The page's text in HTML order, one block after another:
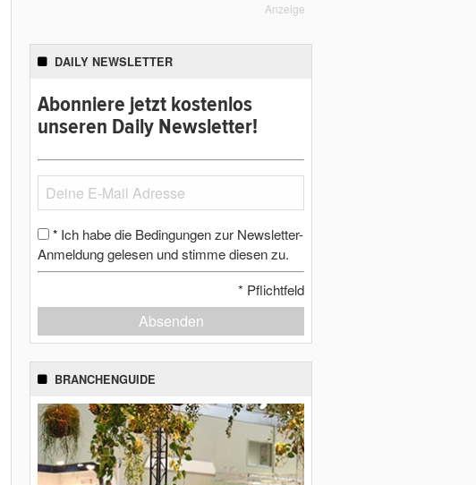
Anzeige
DAILY NEWSLETTER
Abonniere jetzt kostenlos
unseren Daily Newsletter!
* Ich habe die Bedingungen zur Newsletter-
Anmeldung gelesen und stimme diesen zu.
* Pflichtfeld
Absenden
BRANCHENGUIDE